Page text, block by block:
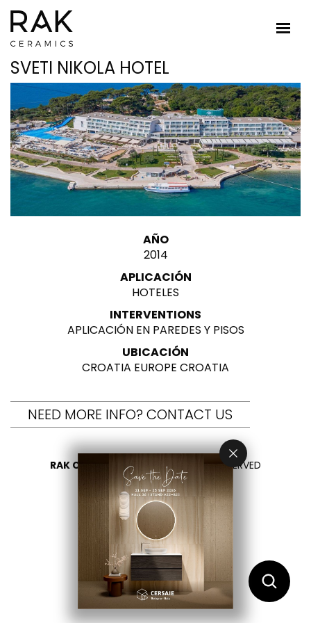
SVETI NIKOLA HOTEL
AÑO
2014
APLICACIÓN
HOTELES
INTERVENTIONS
APLICACIÓN EN PAREDES Y PISOS
UBICACIÓN
CROATIA EUROPE CROATIA
NEED MORE INFO? CONTACT US
RAK CERAMICS 2026 - ALL RIGHTS RESERVED
PRIVACY
CONTÁCTENOS
SELECCIONA TU PAÍS
ES
EN